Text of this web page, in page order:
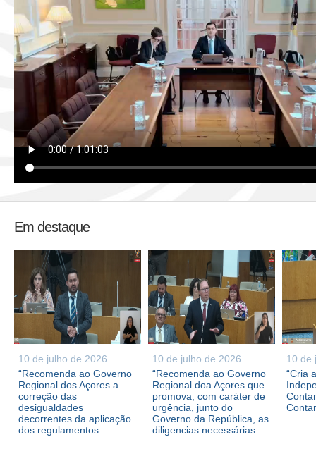
Em destaque
10 de julho de 2026
“Recomenda ao Governo
Regional dos Açores a
correção das
desigualdades
decorrentes da aplicação
dos regulamentos...
10 de julho de 2026
“Recomenda ao Governo
Regional doa Açores que
promova, com caráter de
urgência, junto do
Governo da República, as
diligencias necessárias...
10 de
“Cria